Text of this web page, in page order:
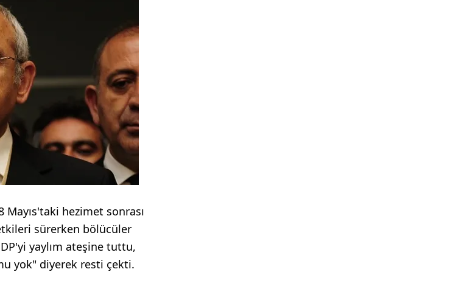
hezimet sonrası
etkileri sürerken bölücüler
yaylım ateşine tuttu,
yok" diyerek resti çekti.